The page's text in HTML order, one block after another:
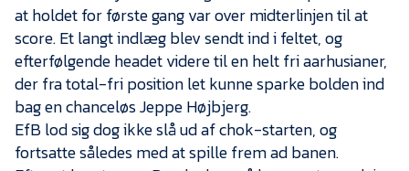
at holdet for første gang var over midterlinjen til at
score. Et langt indlæg blev sendt ind i feltet, og
efterfølgende headet videre til en helt fri aarhusianer,
der fra total-fri position let kunne sparke bolden ind
bag en chanceløs Jeppe Højbjerg.
EfB lod sig dog ikke slå ud af chok-starten, og
fortsatte således med at spille frem ad banen.